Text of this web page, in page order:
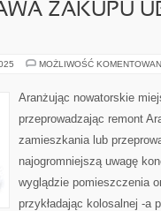
ZAKUPU
MOŻLIWOŚĆ
Aranżując nowatorskie
przeprowadzając remont
zamieszkania lub
najogromniejszą uwagę
wyglądzie pomieszczenia
przykładając kolosalnej -a